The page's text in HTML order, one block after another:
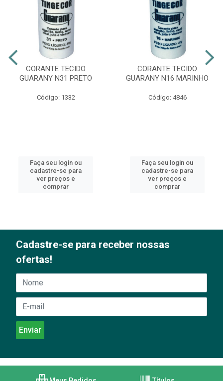
CORANTE TECIDO
GUARANY N31 PRETO
Código: 1332
Faça seu login ou
cadastre-se para
ver preços e
comprar
CORANTE TECIDO
GUARANY N16 MARINHO
Código: 4846
Faça seu login ou
cadastre-se para
ver preços e
comprar
Cadastre-se para receber nossas
ofertas!